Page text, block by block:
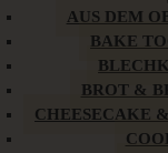
AUS DEM
BAKE
BROT &
CHEESECAKE